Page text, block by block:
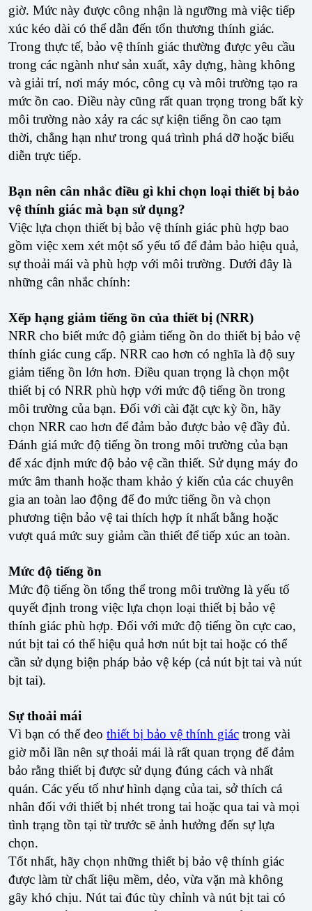
giờ. Mức này được công nhận là ngưỡng mà việc tiếp
xúc kéo dài có thể dẫn đến tổn thương thính giác.
Trong thực tế, bảo vệ thính giác thường được yêu cầu
trong các ngành như sản xuất, xây dựng, hàng không
và giải trí, nơi máy móc, công cụ và môi trường tạo ra
mức ồn cao. Điều này cũng rất quan trọng trong bất kỳ
môi trường nào xảy ra các sự kiện tiếng ồn cao tạm
thời, chẳng hạn như trong quá trình phá dỡ hoặc biểu
diễn trực tiếp.
Bạn nên cân nhắc điều gì khi chọn loại thiết bị bảo
vệ thính giác mà bạn sử dụng?
Việc lựa chọn thiết bị bảo vệ thính giác phù hợp bao
gồm việc xem xét một số yếu tố để đảm bảo hiệu quả,
sự thoải mái và phù hợp với môi trường. Dưới đây là
những cân nhắc chính:
Xếp hạng giảm tiếng ồn của thiết bị (NRR)
NRR cho biết mức độ giảm tiếng ồn do thiết bị bảo vệ
thính giác cung cấp. NRR cao hơn có nghĩa là độ suy
giảm tiếng ồn lớn hơn. Điều quan trọng là chọn một
thiết bị có NRR phù hợp với mức độ tiếng ồn trong
môi trường của bạn. Đối với cài đặt cực kỳ ồn, hãy
chọn NRR cao hơn để đảm bảo được bảo vệ đầy đủ.
Đánh giá mức độ tiếng ồn trong môi trường của bạn
để xác định mức độ bảo vệ cần thiết. Sử dụng máy đo
mức âm thanh hoặc tham khảo ý kiến ​​của các chuyên
gia an toàn lao động để đo mức tiếng ồn và chọn
phương tiện bảo vệ tai thích hợp ít nhất bằng hoặc
vượt quá mức suy giảm cần thiết để tiếp xúc an toàn.
Mức độ tiếng ồn
Mức độ tiếng ồn tổng thể trong môi trường là yếu tố
quyết định trong việc lựa chọn loại thiết bị bảo vệ
thính giác phù hợp. Đối với mức độ tiếng ồn cực cao,
nút bịt tai có thể hiệu quả hơn nút bịt tai hoặc có thể
cần sử dụng biện pháp bảo vệ kép (cả nút bịt tai và nút
bịt tai).
Sự thoải mái
Vì bạn có thể đeo thiết bị bảo vệ thính giác trong vài
giờ mỗi lần nên sự thoải mái là rất quan trọng để đảm
bảo rằng thiết bị được sử dụng đúng cách và nhất
quán. Các yếu tố như hình dạng của tai, sở thích cá
nhân đối với thiết bị nhét trong tai hoặc qua tai và mọi
tình trạng tồn tại từ trước sẽ ảnh hưởng đến sự lựa
chọn.
Tốt nhất, hãy chọn những thiết bị bảo vệ thính giác
được làm từ chất liệu mềm, dẻo, vừa vặn mà không
gây khó chịu. Nút tai đúc tùy chỉnh và nút bịt tai có